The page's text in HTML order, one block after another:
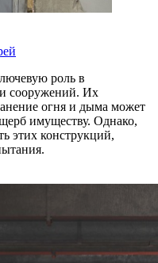
роль в
и сооружений. Их
огня и дыма может
имуществу. Однако,
этих конструкций,